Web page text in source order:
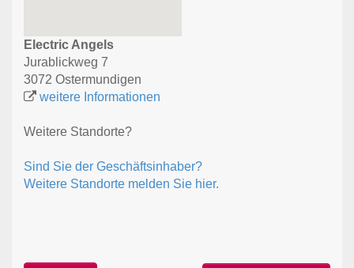
Electric Angels
Jurablickweg 7
3072 Ostermundigen
weitere Informationen
Weitere Standorte?
Sind Sie der Geschäftsinhaber?
Weitere Standorte melden Sie hier.